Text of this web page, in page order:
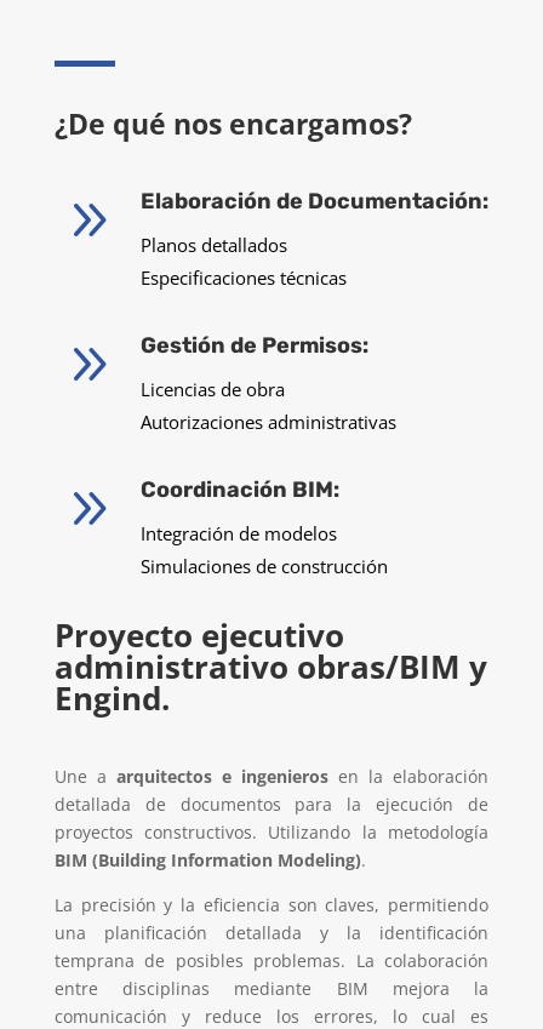
¿De qué nos encargamos?
9 Elaboración de Documentación:
Planos detallados
Especificaciones técnicas
9 Gestión de Permisos:
Licencias de obra
Autorizaciones administrativas
9 Coordinación BIM:
Integración de modelos
Simulaciones de construcción
Proyecto ejecutivo
administrativo obras/BIM y
Engind.
Une a arquitectos e ingenieros en la elaboración
detallada de documentos para la ejecución de
proyectos constructivos. Utilizando la metodología
BIM (Building Information Modeling).
La precisión y la eficiencia son claves, permitiendo
una planificación detallada y la identificación
temprana de posibles problemas. La colaboración
entre disciplinas mediante BIM mejora la
comunicación y reduce los errores, lo cual es